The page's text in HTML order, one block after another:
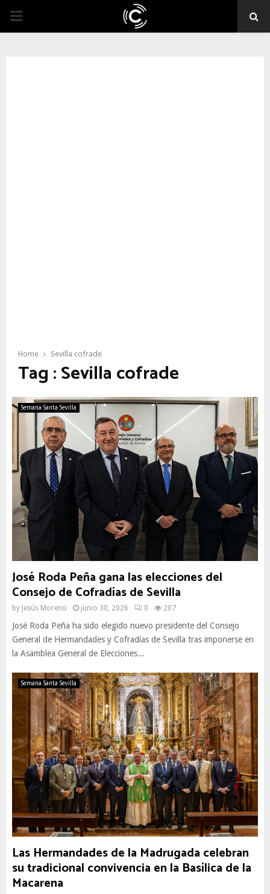
PRIMARY
Home Sevilla cofrade
Tag : Sevilla cofrade
Semana Santa Sevilla
José Roda Peña gana las elecciones del
Consejo de Cofradías de Sevilla
by Jesús Moreno junio 30, 2026 0 207
José Roda Peña ha sido elegido nuevo presidente del Consejo
General de Hermandades y Cofradías de Sevilla tras imponerse en
la Asamblea General de Elecciones...
Semana Santa Sevilla
Las Hermandades de la Madrugada celebran
su tradicional convivencia en la Basílica de la
Macarena